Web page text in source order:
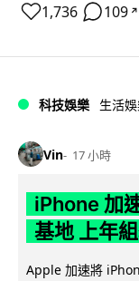
1,736 109 ↗
科技娛樂 生活
Vin 17 小時
iPhone 加
基地 上年
Apple 加速將